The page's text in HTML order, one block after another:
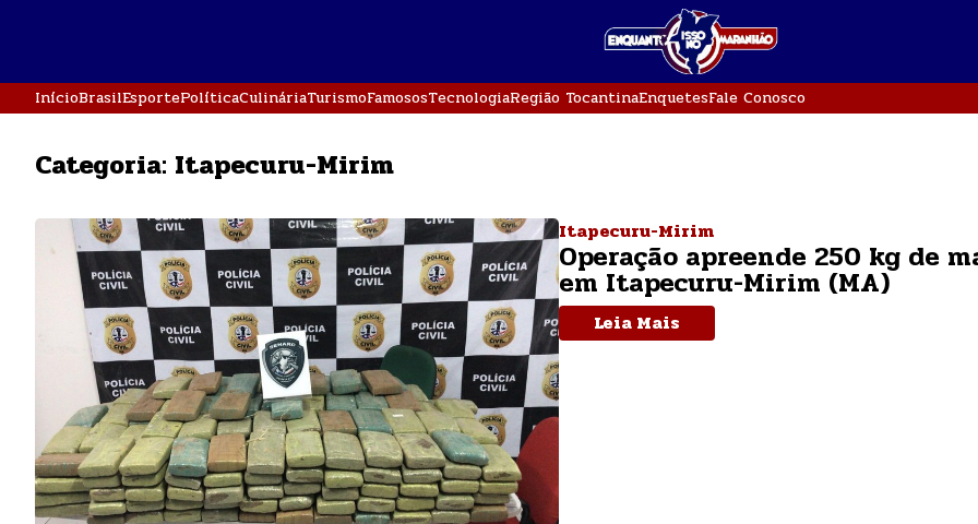
InícioBrasilEsportePolíticaCulináriaTurismoFamososTecnologiaRegião TocantinaEnquetesFale Conosco
Categoria: Itapecuru-Mirim
Itapecuru-Mirim
Operação apreende 250 kg de
em Itapecuru-Mirim (MA)
Leia Mais